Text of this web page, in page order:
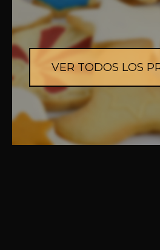
VER TODOS LOS